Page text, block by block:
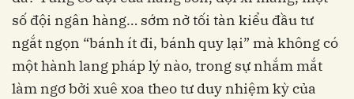
số đội ngân hàng… sớm nở tối tàn kiểu đầu tư
ngắt ngọn “bánh ít đi, bánh quy lại” mà không có
một hành lang pháp lý nào, trong sự nhắm mắt
làm ngơ bởi xuê xoa theo tư duy nhiệm kỳ của